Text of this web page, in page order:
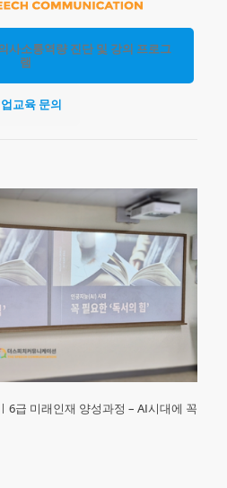
사소통역량 진단 및 강의 프로그
램
교육 문의
6급 미래인재 양성과정 – AI시대에 꼭